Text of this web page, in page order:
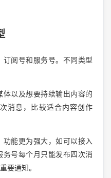
阅号和服务号。不同类型
以及想要持续输出内容的
消息，比较适合内容创作
能更为强大，如可以接入
号每个月只能发布四次消
要通知。